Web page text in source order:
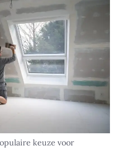
keuze voor